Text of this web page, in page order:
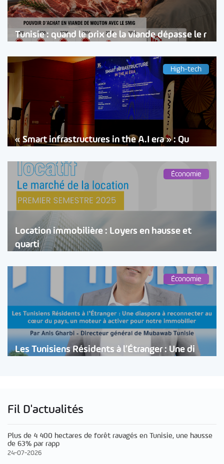
Tunisie : quand le prix de la viande dépasse le r
High-tech
« Smart infrastructures in the A.I era » : Qu
Économie
Location immobilière : Loyers en hausse et
quarti
Économie
Les Tunisiens Résidents à l’Étranger : Une di
Fil D'actualités
Plus de 4 400 hectares de forêt ravagés en Tunisie, une hausse
de 63% par rapp
24-07-2026